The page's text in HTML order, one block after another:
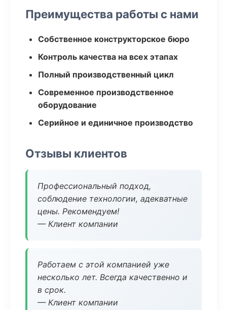
Преимущества работы с нами
Собственное конструкторское бюро
Контроль качества на всех этапах
Полный производственный цикл
Современное производственное
оборудование
Серийное и единичное производство
Отзывы клиентов
Профессиональный подход,
соблюдение технологии, адекватные
цены. Рекомендуем!
— Клиент компании
Работаем с этой компанией уже
несколько лет. Всегда качественно и
в срок.
— Клиент компании